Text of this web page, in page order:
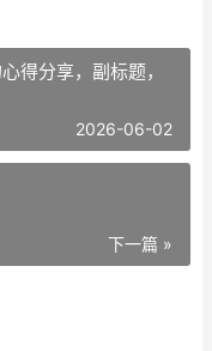
得分享，副标题，
2026-06-02
下一篇 »